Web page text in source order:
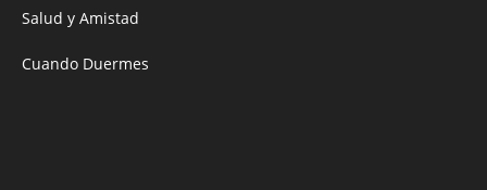
Salud y Amistad
Cuando Duermes